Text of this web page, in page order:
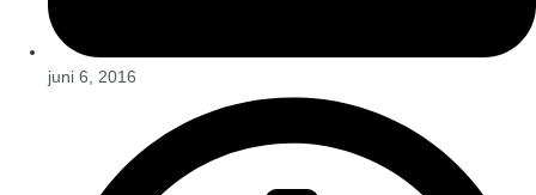
juni 6, 2016